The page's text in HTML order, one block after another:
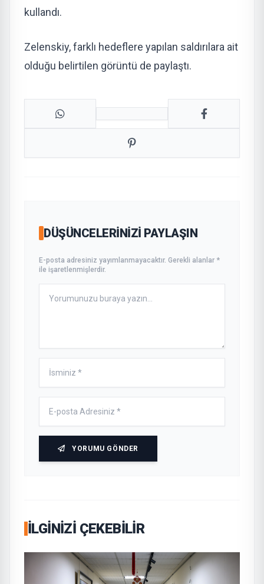
kullandı.
Zelenskiy, farklı hedeflere yapılan saldırılara ait
olduğu belirtilen görüntü de paylaştı.
DÜŞÜNCELERINIZI PAYLAŞIN
E-posta adresiniz yayımlanmayacaktır. Gerekli alanlar *
ile işaretlenmişlerdir.
YORUMU GÖNDER
İLGINIZI ÇEKEBILIR